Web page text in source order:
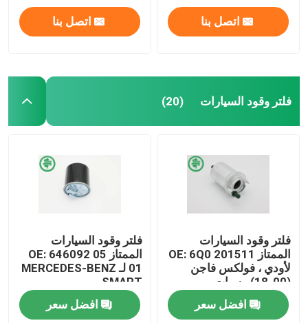
منتجات
أشرطة فيديو
معلومات عنا
جولة في المعمل
مراقبة الجودة
اتصل بنا اتصل بنا
فلتر وقود السيارات (20)
فلتر وقود السيارات
الممتاز OE: 6Q0 201511
لأودي ، فولكس فاجن
(00-18) ، سيات
افضل سعر
فلتر وقود السيارات
الممتاز OE: 646092 05
01 لـ MERCEDES-BENZ
، SMART
افضل سعر